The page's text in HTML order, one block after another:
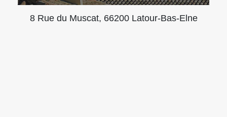
8 Rue du Muscat, 66200 Latour-Bas-Elne